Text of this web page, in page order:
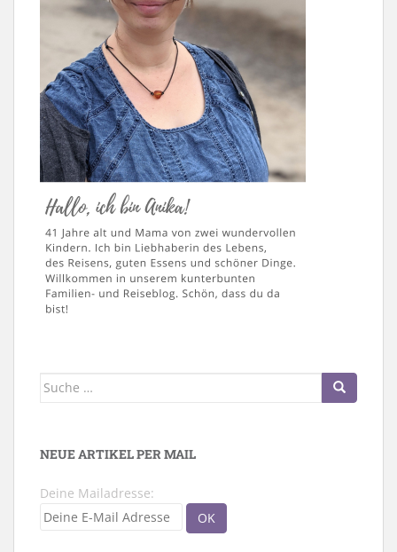
Suche
NEUE ARTIKEL PER MAIL
Deine Mailadresse: